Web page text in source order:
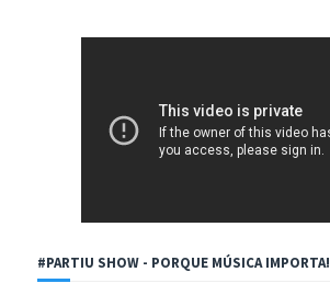
#PARTIU SHOW - PORQUE MÚSICA IMPORTA!